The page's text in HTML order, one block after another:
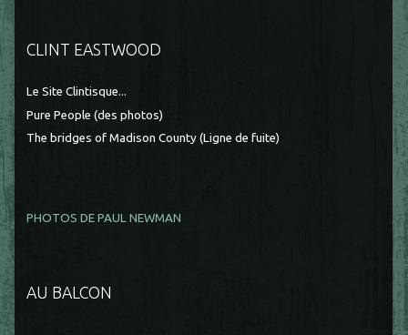
CLINT EASTWOOD
Le Site Clintisque...
Pure People (des photos)
The bridges of Madison County (Ligne de fuite)
PHOTOS DE PAUL NEWMAN
AU BALCON